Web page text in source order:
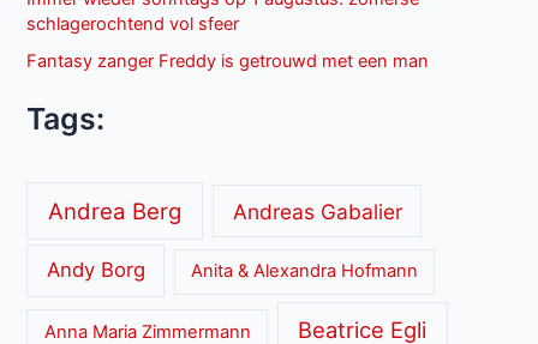
schlagerochtend vol sfeer
Fantasy zanger Freddy is getrouwd met een man
Tags:
Andrea Berg Andreas Gabalier
Andy Borg Anita & Alexandra Hofmann
Anna Maria Zimmermann Beatrice Egli